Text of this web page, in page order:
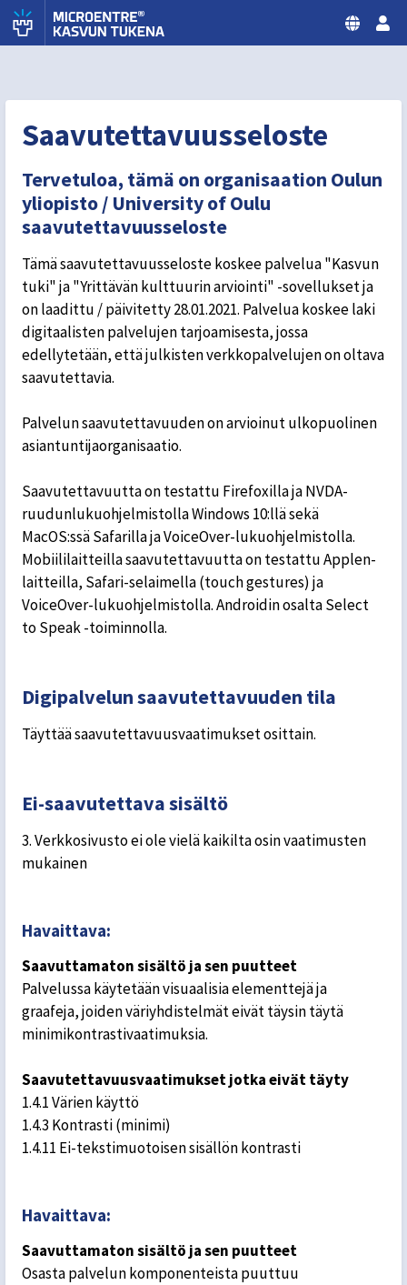
Siirry sisältöön
Oulun Yliopisto
MicroENTRE® Kasvun tukena
Saavutettavuusseloste
Tervetuloa, tämä on organisaation Oulun
yliopisto / University of Oulu
saavutettavuusseloste
Tämä saavutettavuusseloste koskee palvelua "Kasvun
tuki" ja "Yrittävän kulttuurin arviointi" -sovellukset ja
on laadittu / päivitetty 28.01.2021. Palvelua koskee laki
digitaalisten palvelujen tarjoamisesta, jossa
edellytetään, että julkisten verkkopalvelujen on oltava
saavutettavia.
Palvelun saavutettavuuden on arvioinut ulkopuolinen
asiantuntijaorganisaatio.
Saavutettavuutta on testattu Firefoxilla ja NVDA-
ruudunlukuohjelmistolla Windows 10:llä sekä
MacOS:ssä Safarilla ja VoiceOver-lukuohjelmistolla.
Mobiililaitteilla saavutettavuutta on testattu Applen-
laitteilla, Safari-selaimella (touch gestures) ja
VoiceOver-lukuohjelmistolla. Androidin osalta Select
to Speak -toiminnolla.
Digipalvelun saavutettavuuden tila
Täyttää saavutettavuusvaatimukset osittain.
Ei-saavutettava sisältö
3. Verkkosivusto ei ole vielä kaikilta osin vaatimusten
mukainen
Havaittava:
Saavuttamaton sisältö ja sen puutteet
Palvelussa käytetään visuaalisia elementtejä ja
graafeja, joiden väriyhdistelmät eivät täysin täytä
minimikontrastivaatimuksia.
Saavutettavuusvaatimukset jotka eivät täyty
1.4.1 Värien käyttö
1.4.3 Kontrasti (minimi)
1.4.11 Ei-tekstimuotoisen sisällön kontrasti
Havaittava:
Saavuttamaton sisältö ja sen puutteet
Osasta palvelun komponenteista puuttuu